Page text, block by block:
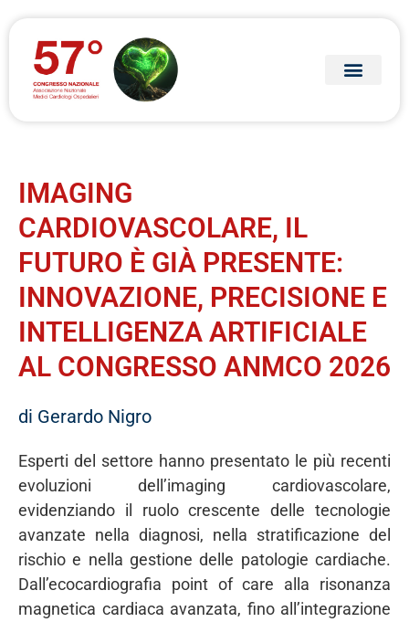
IMAGING
CARDIOVASCOLARE, IL
FUTURO È GIÀ PRESENTE:
INNOVAZIONE, PRECISIONE E
INTELLIGENZA ARTIFICIALE
AL CONGRESSO ANMCO 2026
di Gerardo Nigro
Esperti del settore hanno presentato le più recenti
evoluzioni dell’imaging cardiovascolare,
evidenziando il ruolo crescente delle tecnologie
avanzate nella diagnosi, nella stratificazione del
rischio e nella gestione delle patologie cardiache.
Dall’ecocardiografia point of care alla risonanza
magnetica cardiaca avanzata, fino all’integrazione